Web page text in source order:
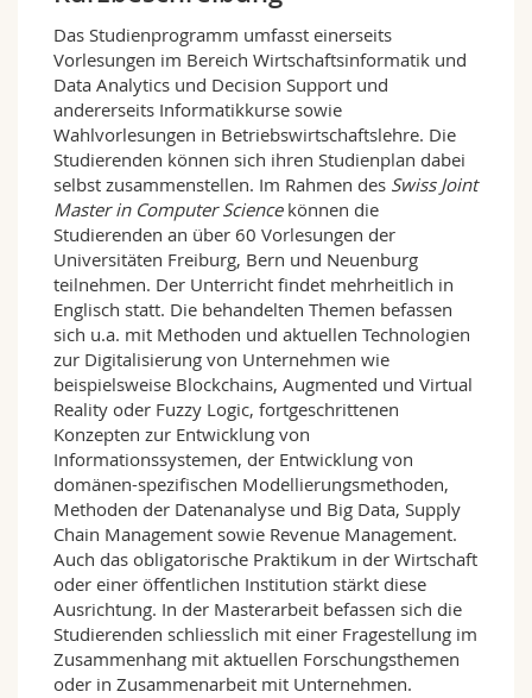
Math.-Nat. und Med. Fak.
Interfakultär
Doktorierende
Vorlesungsverzeichnis
MyUnifr
Das Studienprogramm umfasst einerseits
Vorlesungen im Bereich Wirtschaftsinformatik und
Data Analytics und Decision Support und
andererseits Informatikkurse sowie
Wahlvorlesungen in Betriebswirtschaftslehre. Die
Studierenden können sich ihren Studienplan dabei
selbst zusammenstellen. Im Rahmen des Swiss Joint
Master in Computer Sciencekönnen die
Studierenden an über 60 Vorlesungen der
Universitäten Freiburg, Bern und Neuenburg
teilnehmen. Der Unterricht findet mehrheitlich in
Englisch statt. Die behandelten Themen befassen
sich u.a. mit Methoden und aktuellen Technologien
zur Digitalisierung von Unternehmen wie
beispielsweise Blockchains, Augmented und Virtual
Reality oder Fuzzy Logic, fortgeschrittenen
Konzepten zur Entwicklung von
Informationssystemen, der Entwicklung von
domänen-spezifischen Modellierungsmethoden,
Methoden der Datenanalyse und Big Data, Supply
Chain Management sowie Revenue Management.
Auch das obligatorische Praktikum in der Wirtschaft
oder einer öffentlichen Institution stärkt diese
Ausrichtung. In der Masterarbeit befassen sich die
Studierenden schliesslich mit einer Fragestellung im
Zusammenhang mit aktuellen Forschungsthemen
oder in Zusammenarbeit mit Unternehmen.